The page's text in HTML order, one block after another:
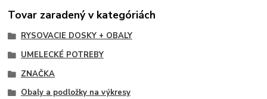
Tovar zaradený v kategóriách
RYSOVACIE DOSKY + OBALY
UMELECKÉ POTREBY
ZNAČKA
Obaly a podložky na výkresy